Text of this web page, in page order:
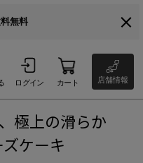
無料
ログイン カート 店舗情報
極上の滑らか
ケーキ